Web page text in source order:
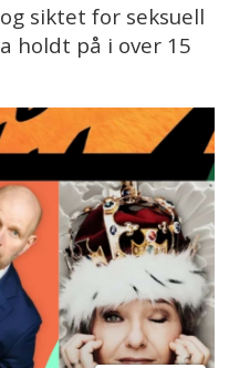
siktet for seksuell
holdt på i over 15